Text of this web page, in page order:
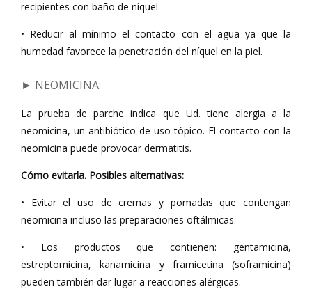
recipientes con baño de níquel.
• Reducir al mínimo el contacto con el agua ya que la
humedad favorece la penetración del níquel en la piel.
► NEOMICINA:
La prueba de parche indica que Ud. tiene alergia a la
neomicina, un antibiótico de uso tópico. El contacto con la
neomicina puede provocar dermatitis.
Cómo evitarla. Posibles alternativas:
• Evitar el uso de cremas y pomadas que contengan
neomicina incluso las preparaciones oftálmicas.
• Los productos que contienen: gentamicina,
estreptomicina, kanamicina y framicetina (soframicina)
pueden también dar lugar a reacciones alérgicas.